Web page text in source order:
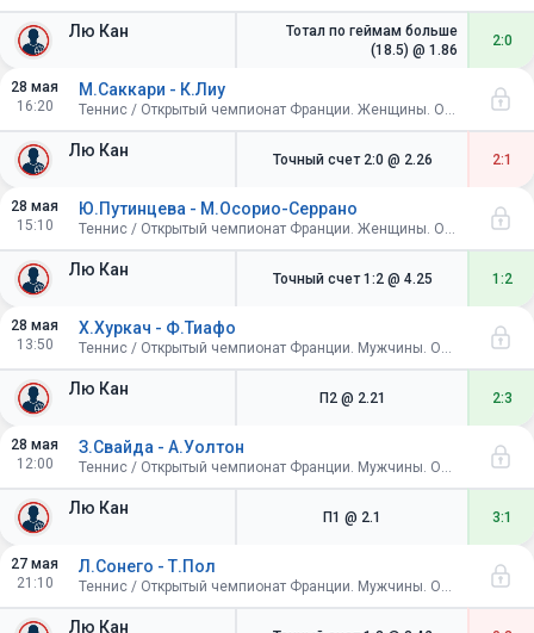
Лю Кан
Тотал по геймам больше
(18.5) @ 1.86
2:0
28 мая
16:20
Лю Кан
М.Саккари - К.Лиу
Теннис / Открытый чемпионат Франции. Женщины. Одиночный разряд. 1/32 финала
Точный счет 2:0 @ 2.26 2:1
28 мая
15:10
Лю Кан
Ю.Путинцева - М.Осорио-Серрано
Теннис / Открытый чемпионат Франции. Женщины. Одиночный разряд. 1/32 финала
Точный счет 1:2 @ 4.25 1:2
28 мая
13:50
Лю Кан
Х.Хуркач - Ф.Тиафо
Теннис / Открытый чемпионат Франции. Мужчины. Одиночный разряд. 1/32 финала
П2 @ 2.21 2:3
28 мая
12:00
Лю Кан
З.Свайда - А.Уолтон
Теннис / Открытый чемпионат Франции. Мужчины. Одиночный разряд. 1/32 финала
П1 @ 2.1 3:1
27 мая
21:10
Лю Кан
Л.Сонего - Т.Пол
Теннис / Открытый чемпионат Франции. Мужчины. Одиночный разряд. 1/32 финала